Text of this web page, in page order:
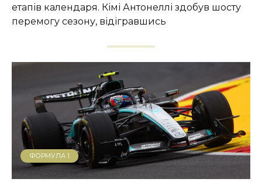
етапів календаря. Кімі Антонеллі здобув шосту
перемогу сезону, відігравшись
ФОРМУЛА 1